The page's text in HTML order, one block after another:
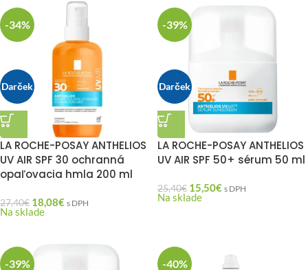
Darček
-34%
LA ROCHE-POSAY ANTHELIOS
UV AIR SPF 30 ochranná
opaľovacia hmla 200 ml
27,40€ 18,08€ s DPH
Na sklade
Darček
-39%
LA ROCHE-POSAY ANTHELIOS
UV AIR SPF 50+ sérum 50 ml
25,40€ 15,50€ s DPH
Na sklade
-39% -40%